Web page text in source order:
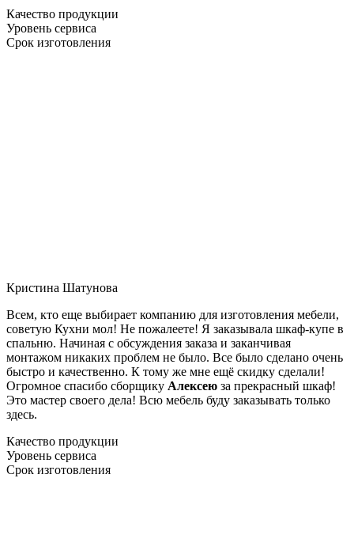
Качество продукции
Уровень сервиса
Срок изготовления
Кристина Шатунова
Всем, кто еще выбирает компанию для изготовления мебели,
советую Кухни мол! Не пожалеете! Я заказывала шкаф-купе в
спальню. Начиная с обсуждения заказа и заканчивая
монтажом никаких проблем не было. Все было сделано очень
быстро и качественно. К тому же мне ещё скидку сделали!
Огромное спасибо сборщику Алексею за прекрасный шкаф!
Это мастер своего дела! Всю мебель буду заказывать только
здесь.
Качество продукции
Уровень сервиса
Срок изготовления